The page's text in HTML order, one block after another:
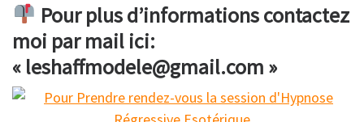
Pour plus d’informations contactez
moi par mail ici:
« leshaffmodele@gmail.com »